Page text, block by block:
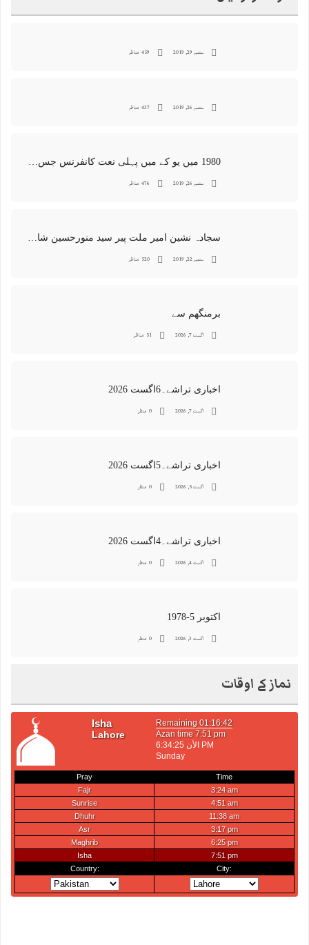
ستمبر 29, 2019 459 مناظر
ستمبر 26, 2019 437 مناظر
ستمبر 26, 2019 476 مناظر
ستمبر 22, 2019 520 مناظر
برمنگھم سے
اگست 7, 2026 51 مناظر
اخباری تراشے۔6اگست 2026
اگست 7, 2026 0 منظر
اخباری تراشے۔5اگست 2026
اگست 5, 2026 0 منظر
اخباری تراشے۔4اگست 2026
اگست 4, 2026 0 منظر
اکتوبر 5-1978
اگست 3, 2026 0 منظر
نماز کے اوقات